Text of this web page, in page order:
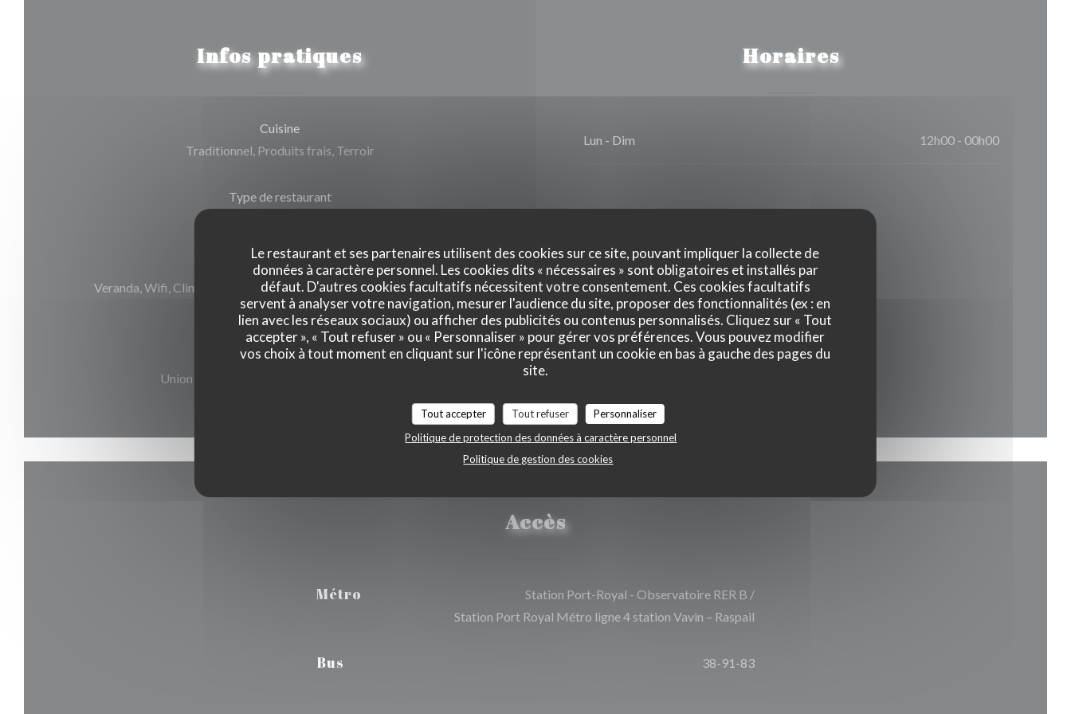
Le restaurant et ses partenaires utilisent des cookies sur ce site, pouvant impliquer la collecte de
données à caractère personnel. Les cookies dits « nécessaires » sont obligatoires et installés par
défaut. D'autres cookies facultatifs nécessitent votre consentement. Ces cookies facultatifs
servent à analyser votre navigation, mesurer l'audience du site, proposer des fonctionnalités (ex : en
lien avec les réseaux sociaux) ou afficher des publicités ou contenus personnalisés. Cliquez sur « Tout
accepter », « Tout refuser » ou « Personnaliser » pour gérer vos préférences. Vous pouvez modifier
vos choix à tout moment en cliquant sur l'icône représentant un cookie en bas à gauche des pages du
site.
Tout accepter Tout refuser
Personnaliser
Politique de protection des données à caractère personnel
Politique de gestion des cookies
Infos pratiques
Cuisine
Traditionnel, Produits frais, Terroir
Type de restaurant
Services
Veranda, Wifi, Climatisation, Service voiturier, Accès aux personnes à
mobilité réduite
Moyens de paiement
Union Pay , Espèces, Visa, American Express
Horaires
Lun - Dim 12h00 - 00h00
Accès
Métro
Station Port-Royal - Observatoire RER B /
Station Port Royal Métro ligne 4 station Vavin – Raspail
Bus 38-91-83